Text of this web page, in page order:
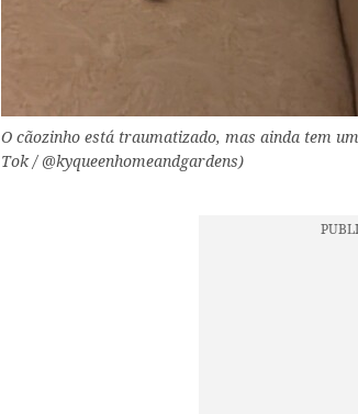
O cãozinho está traumatizado, mas ainda tem
Tok / @kyqueenhomeandgardens)